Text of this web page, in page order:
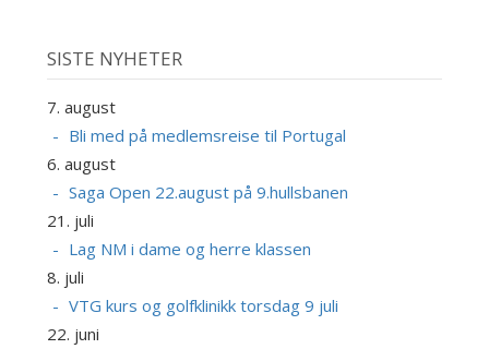
SISTE NYHETER
7. august
Bli med på medlemsreise til Portugal
6. august
Saga Open 22.august på 9.hullsbanen
21. juli
Lag NM i dame og herre klassen
8. juli
VTG kurs og golfklinikk torsdag 9 juli
22. juni